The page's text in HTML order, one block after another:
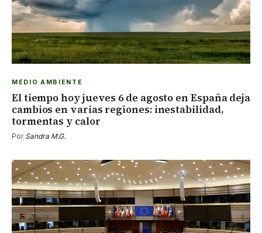
MEDIO AMBIENTE
El tiempo hoy jueves 6 de agosto en España deja
cambios en varias regiones: inestabilidad,
tormentas y calor
Por Sandra M.G.